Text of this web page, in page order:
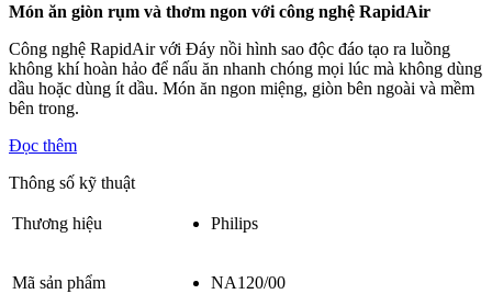
Món ăn giòn rụm và thơm ngon với công nghệ RapidAir
Công nghệ RapidAir với Đáy nồi hình sao độc đáo tạo ra luồng
không khí hoàn hảo để nấu ăn nhanh chóng mọi lúc mà không dùng
dầu hoặc dùng ít dầu. Món ăn ngon miệng, giòn bên ngoài và mềm
bên trong.
Đọc thêm
Thông số kỹ thuật
Thương hiệu Philips
Mã sản phẩm NA120/00